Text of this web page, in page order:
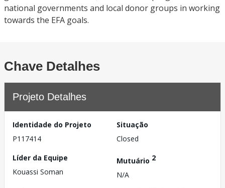
national governments and local donor groups in working
towards the EFA goals.
Chave Detalhes
Projeto Detalhes
Identidade do Projeto
P117414
Situação
Closed
Líder da Equipe
Kouassi Soman
Mutuário 2
N/A